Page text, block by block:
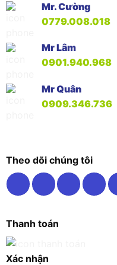
Mr. Cường
0779.008.018
Mr Lâm
0901.940.968
Mr Quân
0909.346.736
Theo dõi chúng tôi
Thanh toán
Xác nhận